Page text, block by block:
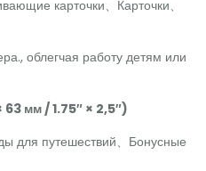
карточки、Карточки、
облегчая работу детям или
мм / 1.75″ × 2,5″)
для путешествий、Бонусные